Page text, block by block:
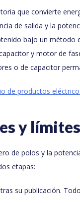
que convierte
de salida y la
bajo un método
y motor de
o de capacitor
de productos
y
de polos y la
etapas:
su publicación.